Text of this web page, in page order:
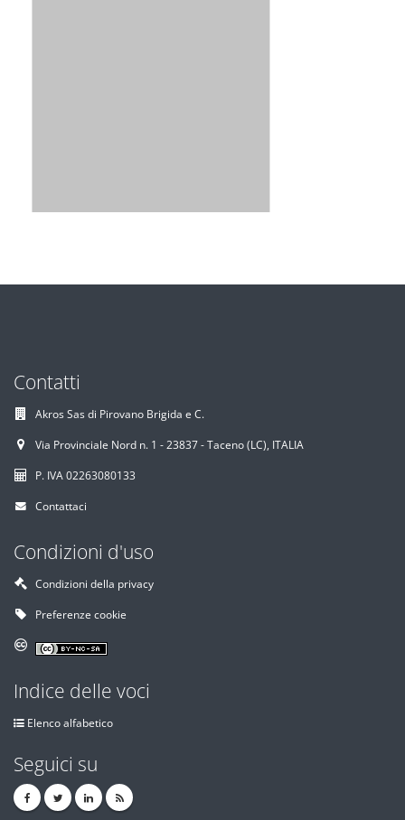
Contatti
Akros Sas di Pirovano Brigida e C.
Via Provinciale Nord n. 1 - 23837 - Taceno (LC), ITALIA
P. IVA 02263080133
Contattaci
Condizioni d'uso
Condizioni della privacy
Preferenze cookie
Indice delle voci
Elenco alfabetico
Seguici su